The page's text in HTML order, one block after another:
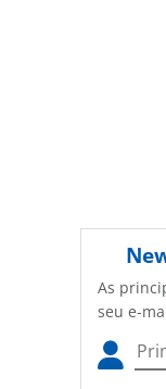
As
seu e-